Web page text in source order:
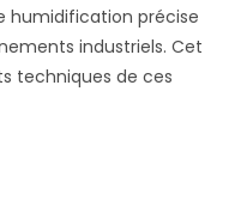
humidification précise
industriels. Cet
techniques de ces